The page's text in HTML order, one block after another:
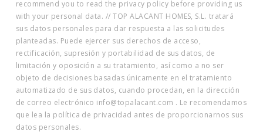
recommend you to read the privacy policy before providing us
with your personal data. // TOP ALACANT HOMES, S.L. tratará
sus datos personales para dar respuesta a las solicitudes
planteadas. Puede ejercer sus derechos de acceso,
rectificación, supresión y portabilidad de sus datos, de
limitación y oposición a su tratamiento, así como a no ser
objeto de decisiones basadas únicamente en el tratamiento
automatizado de sus datos, cuando procedan, en la dirección
de correo electrónico info@topalacant.com . Le recomendamos
que lea la política de privacidad antes de proporcionarnos sus
datos personales.